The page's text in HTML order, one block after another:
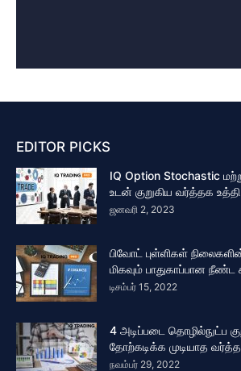
EDITOR PICKS
IQ Option Stochastic
உடன் குறுகிய வர்த்தக உத்தி
ஜனவரி 2, 2023
பிவோட் புள்ளிகள்
மிகவும் பாதுகாப்பான நீண்ட
டிசம்பர் 15, 2022
4 அடிப்படை தொழில்நுட்ப
தோற்கடிக்க முடியாத
நவம்பர் 29, 2022